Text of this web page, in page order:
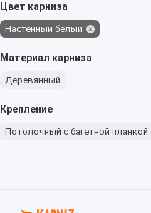
Цвет карниза
Настенный белый
Материал карниза
Деревянный
Крепление
Потолочный с багетной планкой